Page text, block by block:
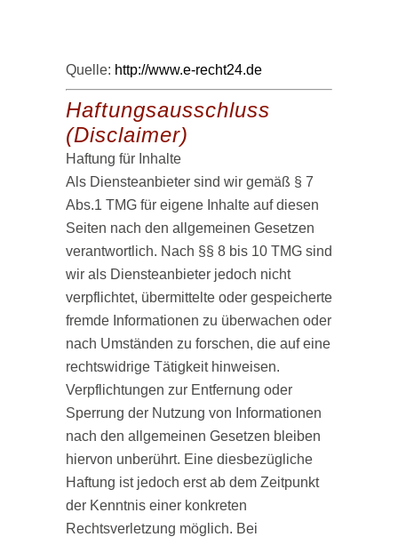
Quelle: http://www.e-recht24.de
Haftungsausschluss
(Disclaimer)
Haftung für Inhalte
Als Diensteanbieter sind wir gemäß § 7
Abs.1 TMG für eigene Inhalte auf diesen
Seiten nach den allgemeinen Gesetzen
verantwortlich. Nach §§ 8 bis 10 TMG sind
wir als Diensteanbieter jedoch nicht
verpflichtet, übermittelte oder gespeicherte
fremde Informationen zu überwachen oder
nach Umständen zu forschen, die auf eine
rechtswidrige Tätigkeit hinweisen.
Verpflichtungen zur Entfernung oder
Sperrung der Nutzung von Informationen
nach den allgemeinen Gesetzen bleiben
hiervon unberührt. Eine diesbezügliche
Haftung ist jedoch erst ab dem Zeitpunkt
der Kenntnis einer konkreten
Rechtsverletzung möglich. Bei